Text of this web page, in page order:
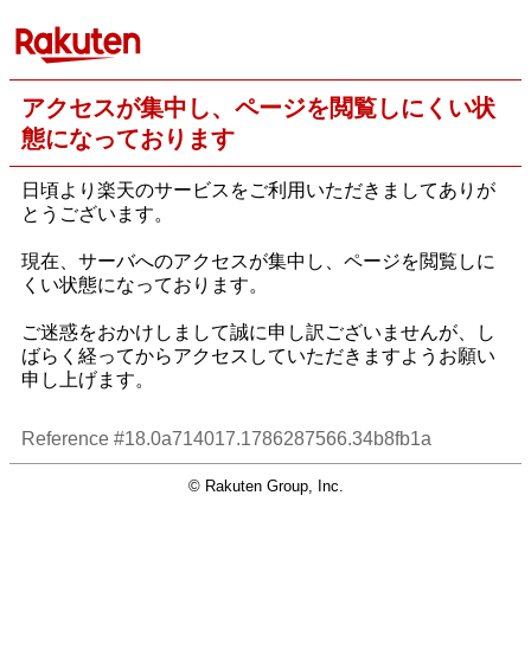
アクセスが集中し、ページを閲覧しにくい状
態になっております
日頃より楽天のサービスをご利用いただきましてありが
とうございます。
現在、サーバへのアクセスが集中し、ページを閲覧しに
くい状態になっております。
ご迷惑をおかけしまして誠に申し訳ございませんが、し
ばらく経ってからアクセスしていただきますようお願い
申し上げます。
Reference #18.0a714017.1786287566.34b8fb1a
© Rakuten Group, Inc.